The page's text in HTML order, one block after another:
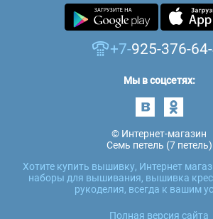
+7-925-376-
Мы в соцсетях:
© Интернет-магазин
Семь петель (7 петель)
Хотите купить вышивку, Интернет
наборы для вышивания, вышивка
рукоделия, всегда к вашим
Полная версия сайта